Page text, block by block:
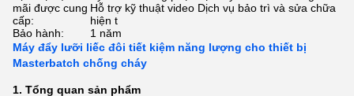
mãi được cung
cấp:
Hỗ trợ kỹ thuật video Dịch vụ bảo trì và sửa chữa
hiện t
Bảo hành:
1 năm
Máy đẩy lưỡi liếc đôi tiết kiệm năng lượng cho thiết bị
Masterbatch chống cháy
1. Tổng quan sản phẩm